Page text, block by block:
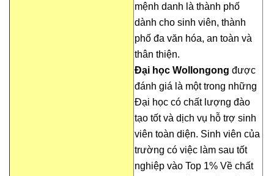
mệnh danh là thành phố
dành cho sinh viên, thành
phố đa văn hóa, an toàn và
thân thiện.
Đại học Wollongong được
đánh giá là một trong những
Đại học có chất lượng đào
tạo tốt và dịch vụ hỗ trợ sinh
viên toàn diện. Sinh viên của
trường có việc làm sau tốt
nghiệp vào Top 1% Về chất